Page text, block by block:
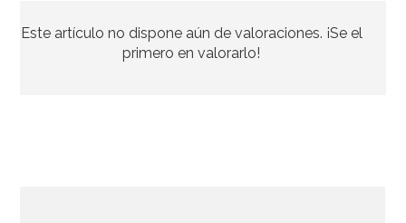
37,95€ 33,39€
Este artículo no dispone aún de valoraciones. ¡Se el
primero en valorarlo!